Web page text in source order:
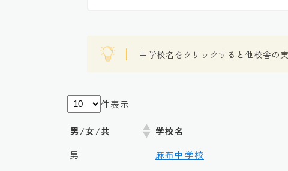
中学校名をクリックすると他校舎の
件表示
男/女/共 学校名
男
麻布中学校